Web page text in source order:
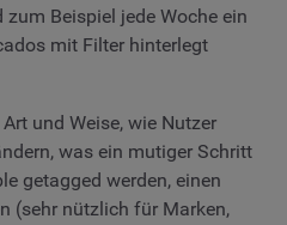
Beispiel jede Woche ein
mit Filter hinterlegt
und Weise, wie Nutzer
was ein mutiger Schritt
getagged werden, einen
(sehr nützlich für Marken,